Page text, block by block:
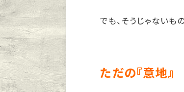
でも、そうじゃないも
ただの『意地』